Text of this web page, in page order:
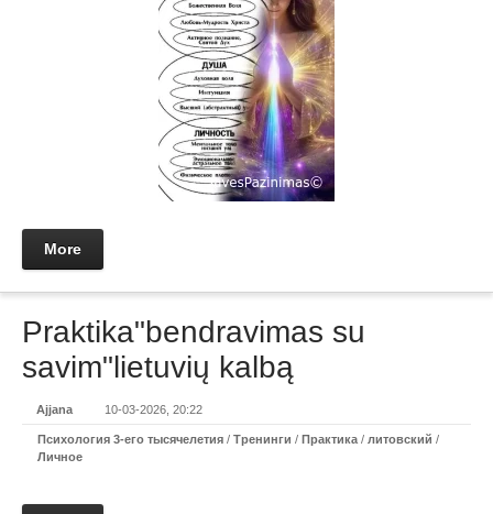
More
Praktika"bendravimas su
savim"lietuvių kalbą
Ajjana 10-03-2026, 20:22
Психология 3-его тысячелетия / Тренинги / Практикa / литовский /
Личное